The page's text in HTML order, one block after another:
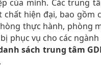
của mình. Các trung
chất hiện đại, bao gồm
thực hành, phòng
phục vụ cho các
sách trung tâm
.